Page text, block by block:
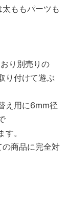
ももパーツも
り別売りの
り付けて遊ぶ
え用に6mm径
。
商品に完全対